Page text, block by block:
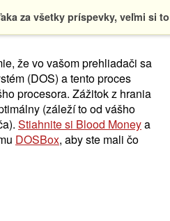
za všetky príspevky, veľmi si
že vo vašom prehliadači sa
(DOS) a tento proces
procesora. Zážitok z hrania
(záleží to od vášho
Stiahnite si Blood Moneya
DOSBox, aby ste mali čo